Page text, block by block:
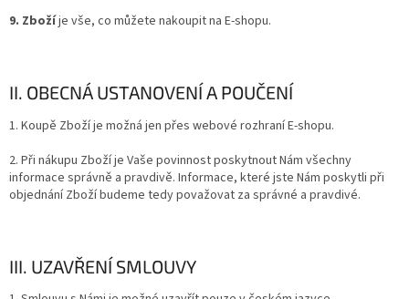
9. Zbožíje vše, co můžete nakoupit na E-shopu.
II. OBECNÁ USTANOVENÍ A POUČENÍ
1. Koupě Zboží je možná jen přes webové rozhraní E-shopu.
2. Při nákupu Zboží je Vaše povinnost poskytnout Nám všechny
informace správně a pravdivě. Informace, které jste Nám poskytli při
objednání Zboží budeme tedy považovat za správné a pravdivé.
III. UZAVŘENÍ SMLOUVY